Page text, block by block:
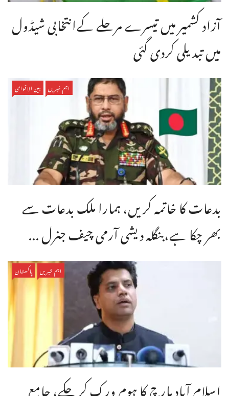
آزاد کشمیر میں تیسرے مرحلے کےانتخابی شیڈول
میں تبدیلی کردی گئی
اہم خبریں بین الاقوامی
بدعات کا خاتمہ کریں، ہمارا ملک بدعات سے
بھر چکا ہے،بنگله دیشی آرمی چیف جنرل ...
اہم خبریں پاکستان
اسلام آباد مارچ کا ہوم ورک کر چکے، جامع